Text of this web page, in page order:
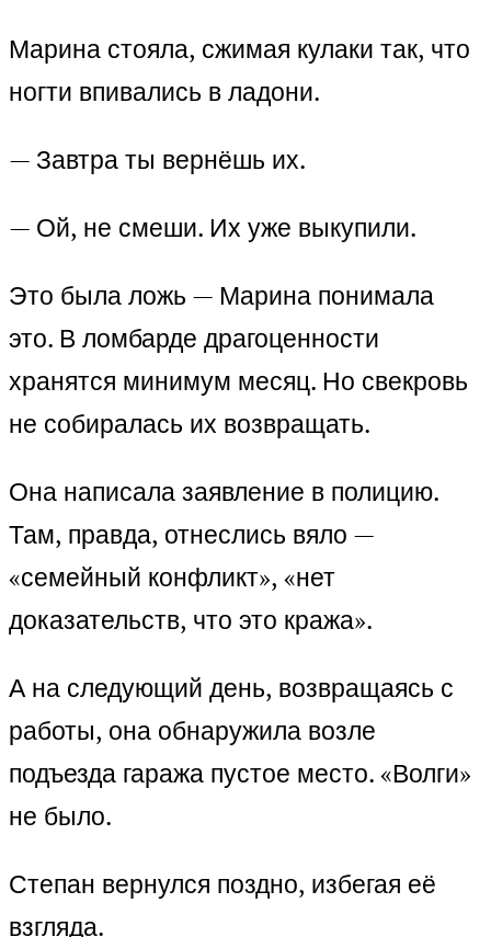
Марина стояла, сжимая кулаки так, что
ногти впивались в ладони.
— Завтра ты вернёшь их.
— Ой, не смеши. Их уже выкупили.
Это была ложь — Марина понимала
это. В ломбарде драгоценности
хранятся минимум месяц. Но свекровь
не собиралась их возвращать.
Она написала заявление в полицию.
Там, правда, отнеслись вяло —
«семейный конфликт», «нет
доказательств, что это кража».
А на следующий день, возвращаясь с
работы, она обнаружила возле
подъезда гаража пустое место. «Волги»
не было.
Степан вернулся поздно, избегая её
взгляда.